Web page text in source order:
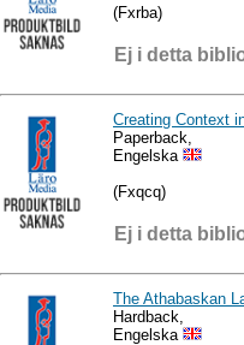
(Fxrba)
Ej i detta
Creating Context
Paperback,
Engelska
(Fxqcq)
Ej i detta
The Athabaskan
Hardback,
Engelska